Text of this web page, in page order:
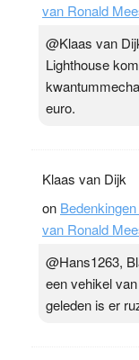
van Ronald
@Klaas van
Lighthouse
euro.
Klaas van Dijk
on
van Ronald
@Hans1263,
een vehikel
geleden is er